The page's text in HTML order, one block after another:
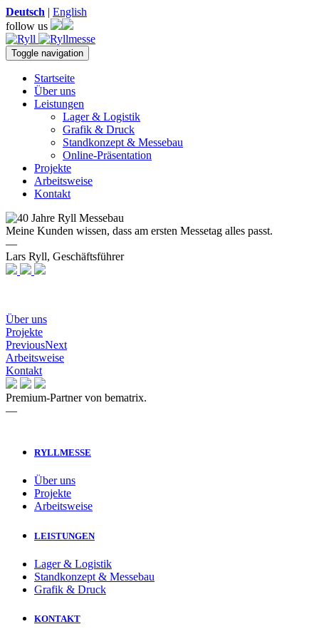
Deutsch | English
follow us
Toggle navigation
Startseite
Über uns
Leistungen
Lager & Logistik
Grafik & Druck
Standkonzept & Messebau
Online-Präsentation
Projekte
Arbeitsweise
Kontakt
Meine Kunden wissen, dass am ersten Messetag alles passt.
—
Lars Ryll, Geschäftsführer
Über uns
Projekte
PreviousNext
Arbeitsweise
Kontakt
Premium-Partner von bematrix.
—
RYLLMESSE
Über uns
Projekte
Arbeitsweise
LEISTUNGEN
Lager & Logistik
Standkonzept & Messebau
Grafik & Druck
KONTAKT